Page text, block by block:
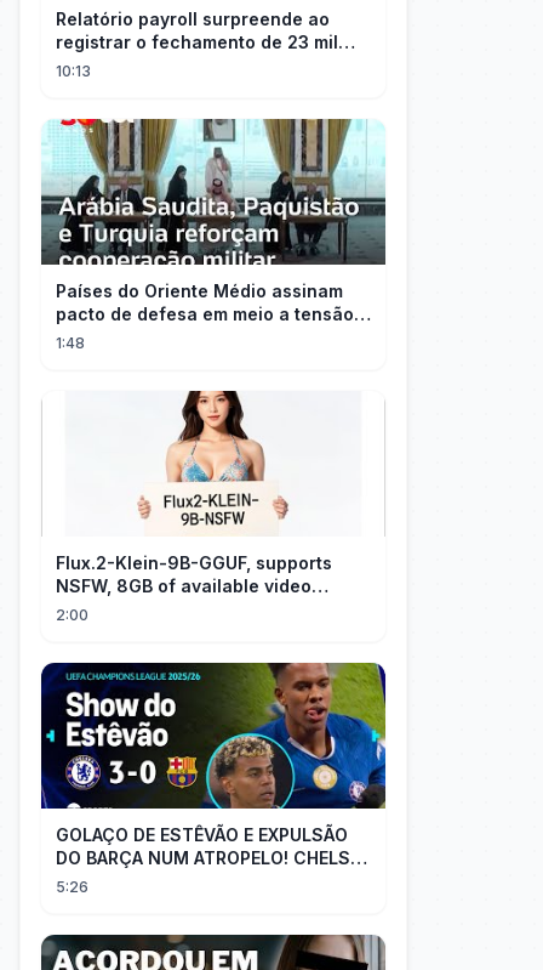
Relatório payroll surpreende ao
registrar o fechamento de 23 mil
vagas nos EUA
10:13
Países do Oriente Médio assinam
pacto de defesa em meio a tensão
com Irã
1:48
Flux.2-Klein-9B-GGUF, supports
NSFW, 8GB of available video
memory, partial redraw, text-to-
2:00
GOLAÇO DE ESTÊVÃO E EXPULSÃO
DO BARÇA NUM ATROPELO! CHELSEA
3X0 BARCELONA - MELHORES
5:26